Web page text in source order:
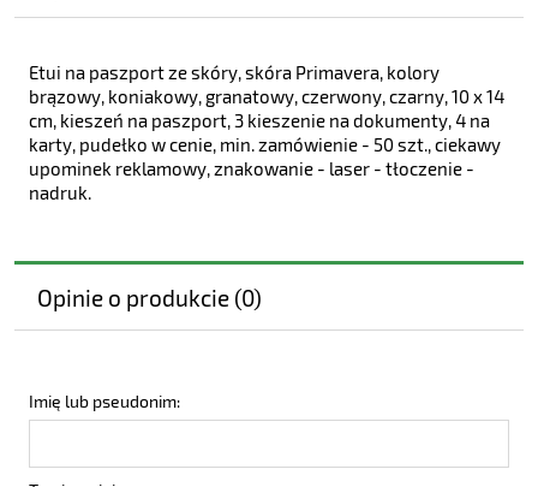
Etui na paszport ze skóry, skóra Primavera, kolory
brązowy, koniakowy, granatowy, czerwony, czarny, 10 x 14
cm, kieszeń na paszport, 3 kieszenie na dokumenty, 4 na
karty, pudełko w cenie, min. zamówienie - 50 szt., ciekawy
upominek reklamowy, znakowanie - laser - tłoczenie -
nadruk.
Opinie o produkcie (0)
Imię lub pseudonim: